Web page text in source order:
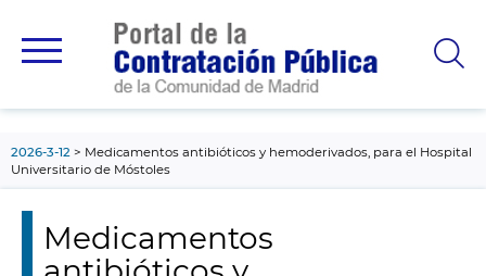
principal
2026-3-12
Medicamentos antibióticos y hemoderivados, para el Hospital
Universitario de Móstoles
Medicamentos